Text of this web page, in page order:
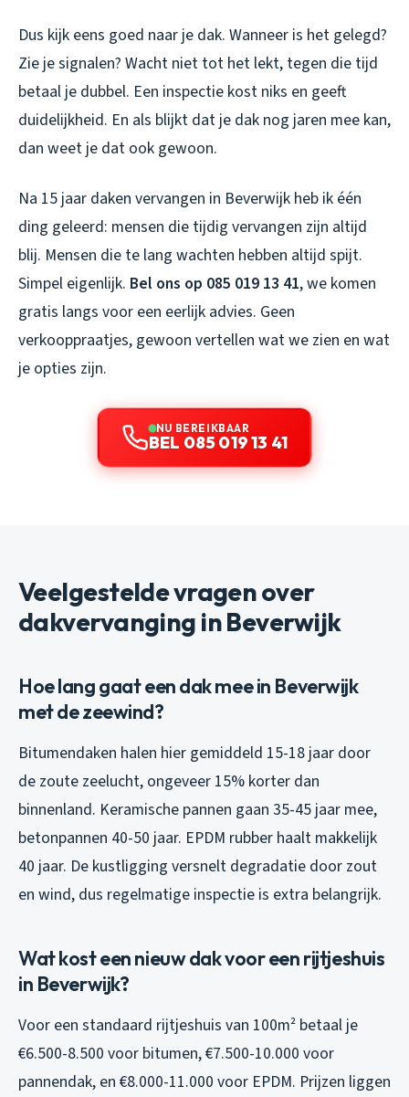
Dus kijk eens goed naar je dak. Wanneer is het gelegd?
Zie je signalen? Wacht niet tot het lekt, tegen die tijd
betaal je dubbel. Een inspectie kost niks en geeft
duidelijkheid. En als blijkt dat je dak nog jaren mee kan,
dan weet je dat ook gewoon.
Na 15 jaar daken vervangen in Beverwijk heb ik één
ding geleerd: mensen die tijdig vervangen zijn altijd
blij. Mensen die te lang wachten hebben altijd spijt.
Simpel eigenlijk. Bel ons op 085 019 13 41, we komen
gratis langs voor een eerlijk advies. Geen
verkooppraatjes, gewoon vertellen wat we zien en wat
je opties zijn.
NU BEREIKBAAR
BEL 085 019 13 41
Veelgestelde vragen over
dakvervanging in Beverwijk
Hoe lang gaat een dak mee in Beverwijk
met de zeewind?
Bitumendaken halen hier gemiddeld 15-18 jaar door
de zoute zeelucht, ongeveer 15% korter dan
binnenland. Keramische pannen gaan 35-45 jaar mee,
betonpannen 40-50 jaar. EPDM rubber haalt makkelijk
40 jaar. De kustligging versnelt degradatie door zout
en wind, dus regelmatige inspectie is extra belangrijk.
Wat kost een nieuw dak voor een rijtjeshuis
in Beverwijk?
Voor een standaard rijtjeshuis van 100m² betaal je
€6.500-8.500 voor bitumen, €7.500-10.000 voor
pannendak, en €8.000-11.000 voor EPDM. Prijzen liggen